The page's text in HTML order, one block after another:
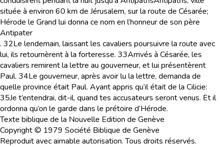
située à environ 60 km de Jérusalem, sur la route de Césarée;
Hérode le Grand lui donna ce nom en l’honneur de son père
Antipater
. 32Le lendemain, laissant les cavaliers poursuivre la route avec
lui, ils retournèrent à la forteresse. 33Arrivés à Césarée, les
cavaliers remirent la lettre au gouverneur, et lui présentèrent
Paul. 34Le gouverneur, après avoir lu la lettre, demanda de
quelle province était Paul. Ayant appris qu’il était de la Cilicie:
35Je t’entendrai, dit-il, quand tes accusateurs seront venus. Et il
ordonna qu’on le garde dans le prétoire d’Hérode.
Texte biblique de la Nouvelle Edition de Genève
Copyright © 1979 Société Biblique de Genève
Reproduit avec aimable autorisation. Tous droits réservés.